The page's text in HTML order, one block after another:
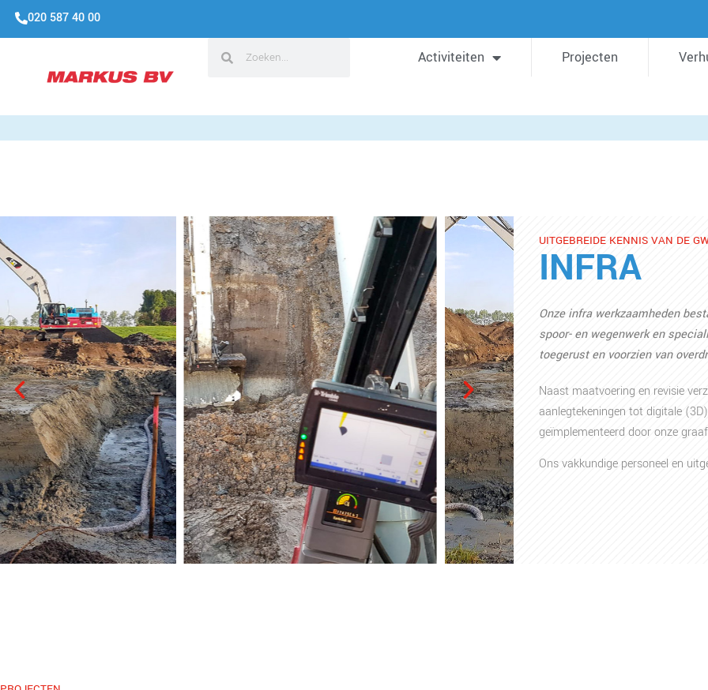
020 587 40 00
Activiteiten Projecten
UITGEBREIDE KENNIS VAN DE
INFRA
Onze infra werkzaamheden
spoor- en wegenwerk en
toegerust en voorzien van
Naast maatvoering en revisie
aanlegtekeningen tot digitale
geïmplementeerd door onze
Ons vakkundige personeel en